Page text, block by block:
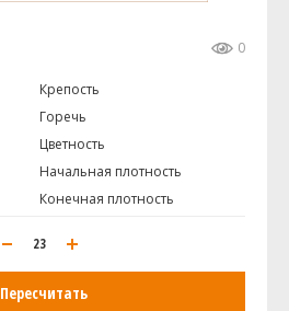
0
Крепость
Горечь
Цветность
Начальная плотность
Конечная плотность
Пересчитать